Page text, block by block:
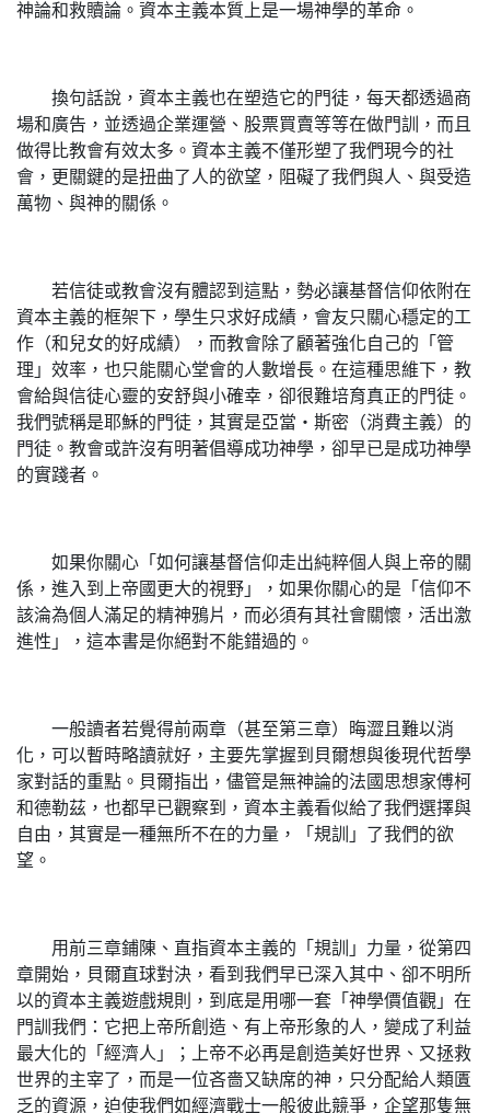
神論和救贖論。資本主義本質上是一場神學的革命。
換句話說，資本主義也在塑造它的門徒，每天都透過商
場和廣告，並透過企業運營、股票買賣等等在做門訓，而且
做得比教會有效太多。資本主義不僅形塑了我們現今的社
會，更關鍵的是扭曲了人的欲望，阻礙了我們與人、與受造
萬物、與神的關係。
若信徒或教會沒有體認到這點，勢必讓基督信仰依附在
資本主義的框架下，學生只求好成績，會友只關心穩定的工
作（和兒女的好成績），而教會除了顧著強化自己的「管
理」效率，也只能關心堂會的人數增長。在這種思維下，教
會給與信徒心靈的安舒與小確幸，卻很難培育真正的門徒。
我們號稱是耶穌的門徒，其實是亞當‧斯密（消費主義）的
門徒。教會或許沒有明著倡導成功神學，卻早已是成功神學
的實踐者。
如果你關心「如何讓基督信仰走出純粹個人與上帝的關
係，進入到上帝國更大的視野」，如果你關心的是「信仰不
該淪為個人滿足的精神鴉片，而必須有其社會關懷，活出激
進性」，這本書是你絕對不能錯過的。
一般讀者若覺得前兩章（甚至第三章）晦澀且難以消
化，可以暫時略讀就好，主要先掌握到貝爾想與後現代哲學
家對話的重點。貝爾指出，儘管是無神論的法國思想家傅柯
和德勒茲，也都早已觀察到，資本主義看似給了我們選擇與
自由，其實是一種無所不在的力量，「規訓」了我們的欲
望。
用前三章鋪陳、直指資本主義的「規訓」力量，從第四
章開始，貝爾直球對決，看到我們早已深入其中、卻不明所
以的資本主義遊戲規則，到底是用哪一套「神學價值觀」在
門訓我們：它把上帝所創造、有上帝形象的人，變成了利益
最大化的「經濟人」；上帝不必再是創造美好世界、又拯救
世界的主宰了，而是一位吝嗇又缺席的神，只分配給人類匱
乏的資源，迫使我們如經濟戰士一般彼此競爭，企望那隻無